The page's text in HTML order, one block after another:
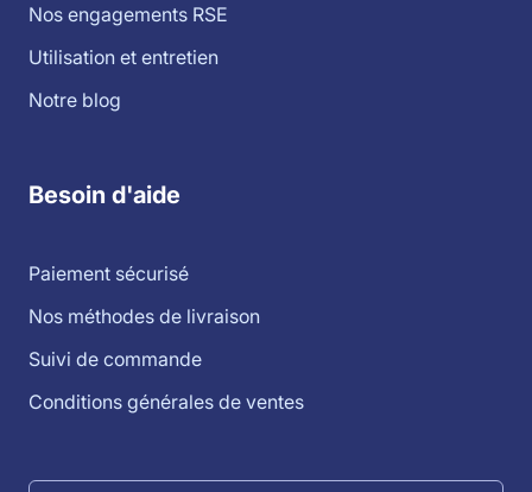
Nos engagements RSE
Utilisation et entretien
Notre blog
Besoin d'aide
Paiement sécurisé
Nos méthodes de livraison
Suivi de commande
Conditions générales de ventes